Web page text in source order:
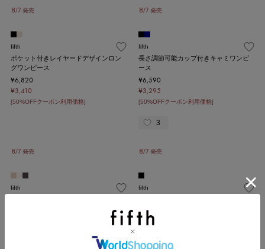
8/7 発売
fifth
ポケット付きレイヤードデザインロン
グワンピース
¥6,820
¥3,410
[50%OFFクーポン利用価格]
8/7 発売
fifth
長さ調節可能カップ付きキャミワンピ
ース
¥6,590
¥3,295
[50%OFFクーポン利用価格]
3
8/7 発売
fifth
8/7 発売
fifth
¥4,990
¥2,495